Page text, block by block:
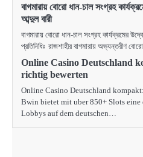
বাগমারায় বোরো ধান-চাল সংগ্রহ
আব্দুল বারী
বাগমারায় বোরো ধান-চাল সংগ্রহ কার্যক্রমের
প্রতিনিধিঃ রাজশাহীর বাগমারায় অভ্যন্তরীণ
Online Casino Deutschland
richtig bewerten
Online Casino Deutschland
Bwin bietet mit uber 850+ Slots eine
Lobbys auf dem deutschen…